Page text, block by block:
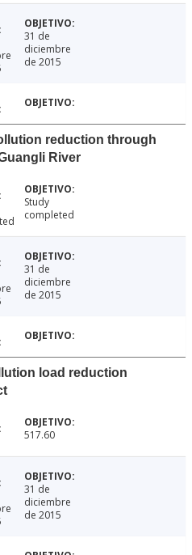
31 de
diciembre
de 2015
reduction through
River
Study
completed
31 de
diciembre
de 2015
load reduction
517.60
31 de
diciembre
de 2015